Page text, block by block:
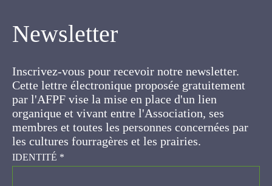
Newsletter
Cette lettre électronique proposée
gratuitement par l'AFPF vise la mise en place
d'un lien organique et vivant entre l'Association,
ses membres et toutes les personnes
concernées par les cultures fourragères et les
prairies.
IDENTITÉ*